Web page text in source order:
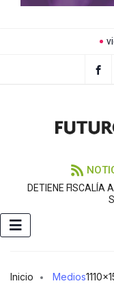
DETIENE FISCALÍA
Inicio Medios